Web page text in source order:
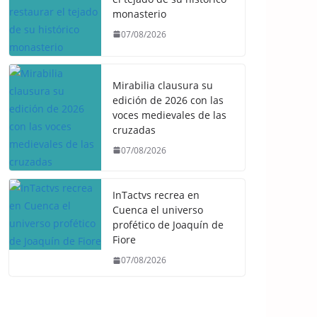
monasterio
07/08/2026
Mirabilia clausura su
edición de 2026 con las
voces medievales de las
cruzadas
07/08/2026
InTactvs recrea en
Cuenca el universo
profético de Joaquín de
Fiore
07/08/2026